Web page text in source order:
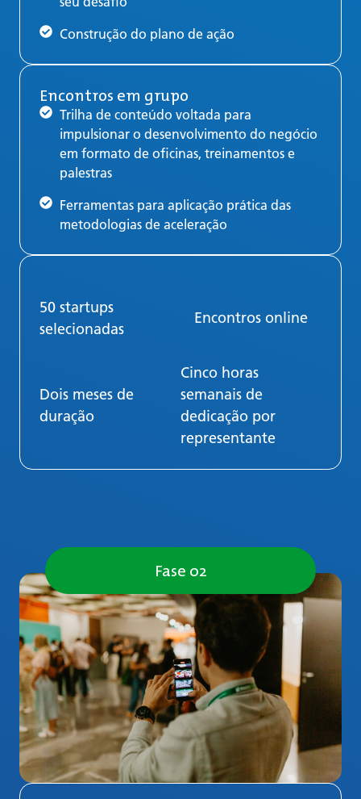
Construção do plano de ação
Encontros em grupo
Trilha de conteúdo voltada para
impulsionar o desenvolvimento do negócio
em formato de oficinas, treinamentos e
palestras
Ferramentas para aplicação prática das
metodologias de aceleração
50 startups
selecionadas
Encontros online
Dois meses de
duração
Cinco horas
semanais de
dedicação por
representante
Fase 02